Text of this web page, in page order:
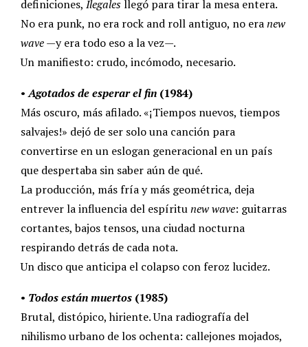
definiciones, Ilegalesllegó para tirar la mesa entera.
No era punk, no era rock and roll antiguo, no eranew
wave—y era todo eso a la vez—.
Un manifiesto: crudo, incómodo, necesario.
•Agotados de esperar el fin (1984)
Más oscuro, más afilado. «¡Tiempos nuevos, tiempos
salvajes!» dejó de ser solo una canción para
convertirse en un eslogan generacional en un país
que despertaba sin saber aún de qué.
La producción, más fría y más geométrica, deja
entrever la influencia del espíritunew wave: guitarras
cortantes, bajos tensos, una ciudad nocturna
respirando detrás de cada nota.
Un disco que anticipa el colapso con feroz lucidez.
• Todos están muertos (1985)
Brutal, distópico, hiriente. Una radiografía del
nihilismo urbano de los ochenta: callejones mojados,